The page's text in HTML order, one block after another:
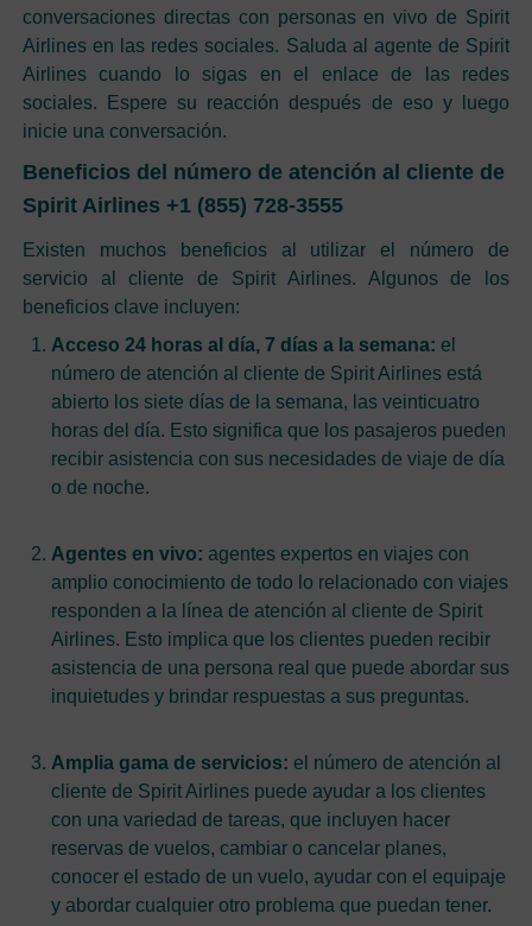
conversaciones directas con personas en vivo de Spirit
Airlines en las redes sociales. Saluda al agente de Spirit
Airlines cuando lo sigas en el enlace de las redes
sociales. Espere su reacción después de eso y luego
inicie una conversación.
Beneficios del número de atención al cliente de
Spirit Airlines +1 (855) 728-3555
Existen muchos beneficios al utilizar el número de
servicio al cliente de Spirit Airlines. Algunos de los
beneficios clave incluyen:
Acceso 24 horas al día, 7 días a la semana: el
número de atención al cliente de Spirit Airlines está
abierto los siete días de la semana, las veinticuatro
horas del día. Esto significa que los pasajeros pueden
recibir asistencia con sus necesidades de viaje de día
o de noche.
Agentes en vivo: agentes expertos en viajes con
amplio conocimiento de todo lo relacionado con viajes
responden a la línea de atención al cliente de Spirit
Airlines. Esto implica que los clientes pueden recibir
asistencia de una persona real que puede abordar sus
inquietudes y brindar respuestas a sus preguntas.
Amplia gama de servicios: el número de atención al
cliente de Spirit Airlines puede ayudar a los clientes
con una variedad de tareas, que incluyen hacer
reservas de vuelos, cambiar o cancelar planes,
conocer el estado de un vuelo, ayudar con el equipaje
y abordar cualquier otro problema que puedan tener.